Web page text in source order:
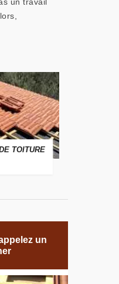
TOITURE
un